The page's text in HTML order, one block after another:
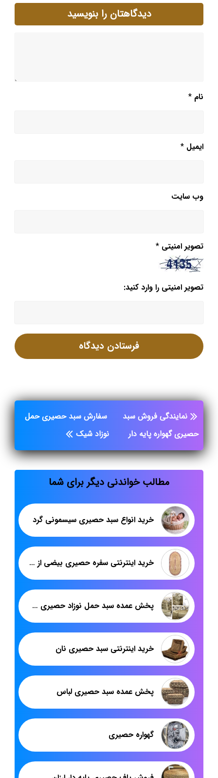
دیدگاهتان را بنویسید
نام *
ایمیل *
وب‌ سایت
تصویر امنیتی *
تصویر امنیتی را وارد کنید:
نمایندگی فروش سبد
حصیری گهواره پایه دار
سفارش سبد حصیری حمل
نوزاد شیک
مطالب خواندنی دیگر برای شما
خرید انواع سبد حصیری سیسمونی گرد
خرید اینترنتی سفره حصیری بیضی از معتبرترین فروشگاه
پخش عمده سبد حمل نوزاد حصیری دو دسته
خرید اینترنتی سبد حصیری نان
پخش عمده سبد حصیری لباس
گهواره حصیری